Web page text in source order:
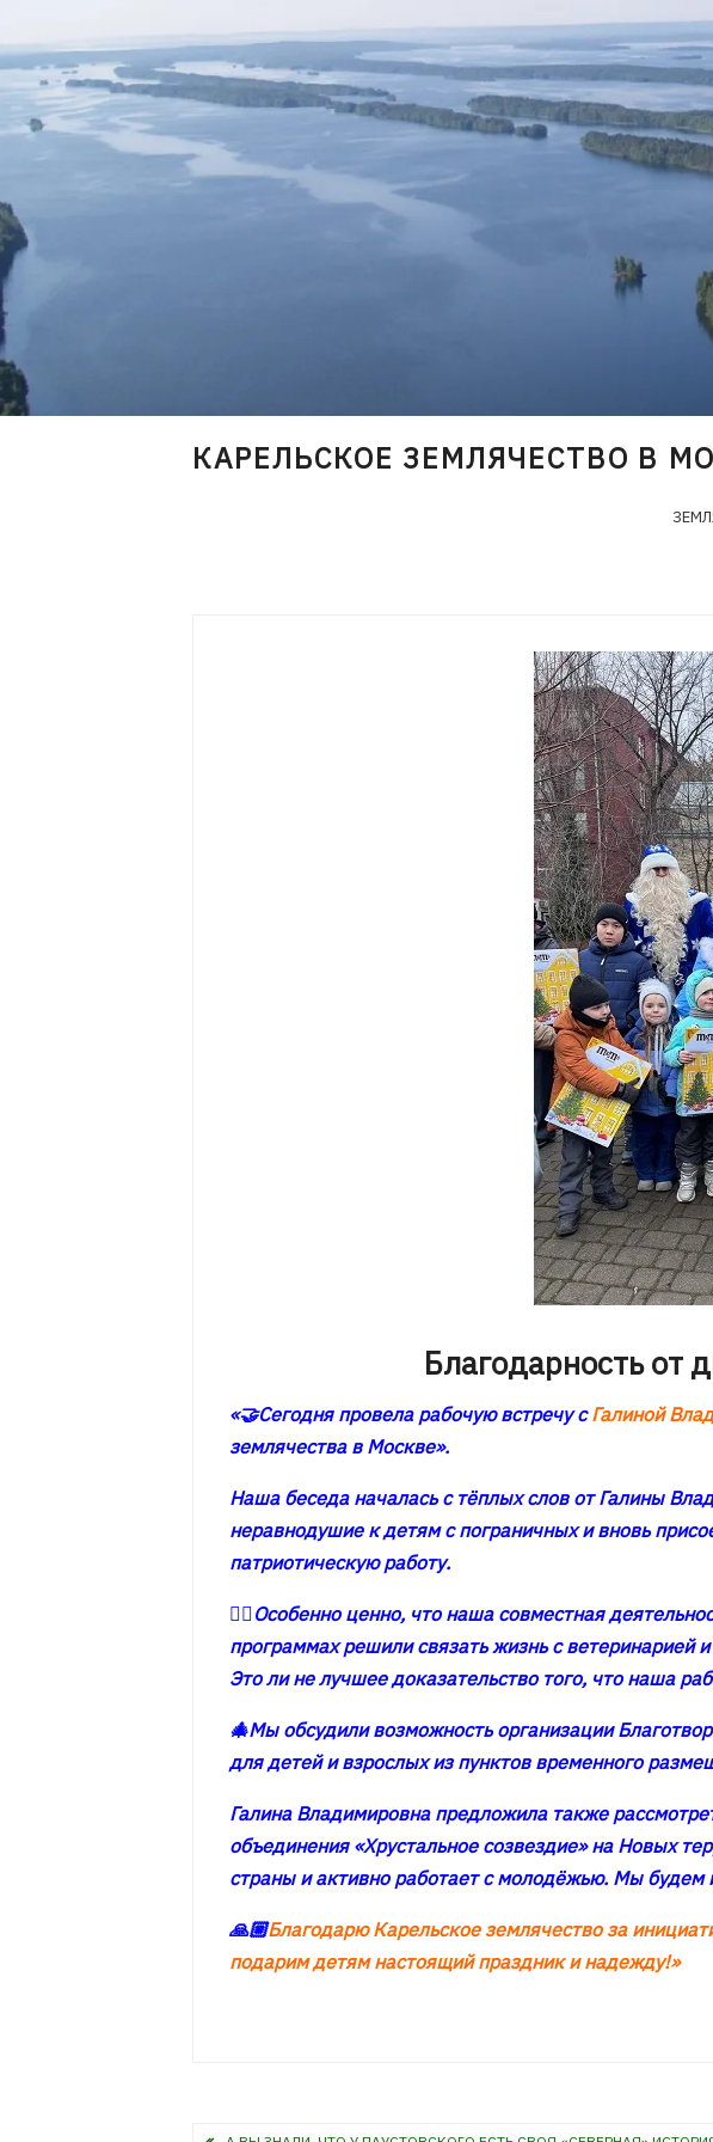
to
content
КАРЕЛЬСКОЕ ЗЕМЛЯЧЕСТВО В
Благодарность от
«🤝Сегодня провела рабочую встречу сГалиной
землячества в Москве».
Наша беседа началась с тёплых слов от Галины
неравнодушие к детям с пограничных и вновь
патриотическую работу.
☝🏼Особенно ценно, что наша совместная
программах решили связать жизнь с ветеринарией
Это ли не лучшее доказательство того, что наша
🎄Мы обсудили возможность организации
для детей и взрослых из пунктов временного
Галина Владимировна предложила также
объединения «Хрустальное созвездие» на Новых
страны и активно работает с молодёжью. Мы будем
🙏🏼Благодарю Карельское землячество за
подарим детям настоящий праздник и надежду!»